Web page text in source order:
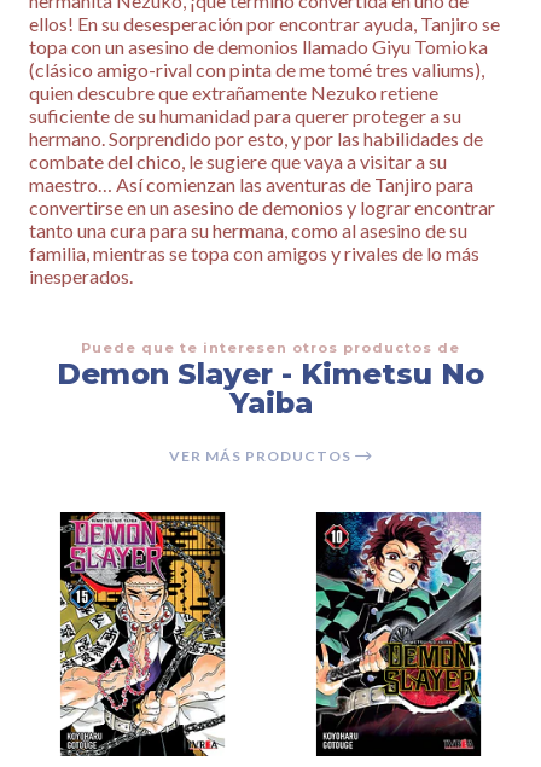
ellos! En su desesperación por encontrar ayuda, Tanjiro se
topa con un asesino de demonios llamado Giyu Tomioka
(clásico amigo-rival con pinta de me tomé tres valiums),
quien descubre que extrañamente Nezuko retiene
suficiente de su humanidad para querer proteger a su
hermano. Sorprendido por esto, y por las habilidades de
combate del chico, le sugiere que vaya a visitar a su
maestro… Así comienzan las aventuras de Tanjiro para
convertirse en un asesino de demonios y lograr encontrar
tanto una cura para su hermana, como al asesino de su
familia, mientras se topa con amigos y rivales de lo más
inesperados.
Puede que te interesen otros productos de
Demon Slayer - Kimetsu No
Yaiba
VER MÁS PRODUCTOS